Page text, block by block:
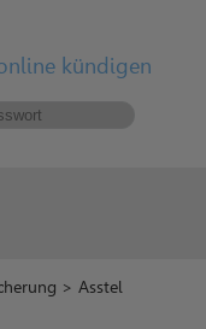
kündigen
> Asstel